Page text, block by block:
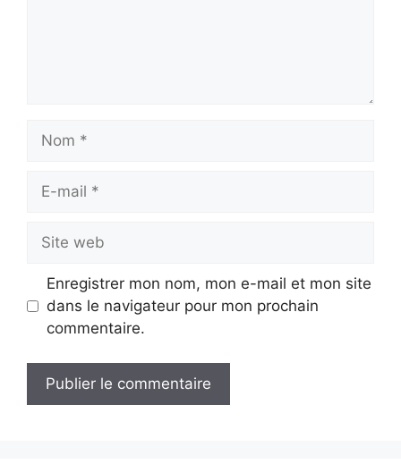
Nom
Site
web
Enregistrer mon nom, mon e-mail et mon site
dans le navigateur pour mon prochain
commentaire.